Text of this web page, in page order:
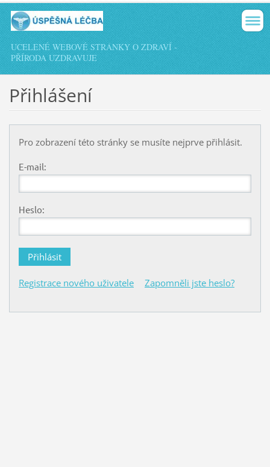
UCELENÉ WEBOVÉ STRÁNKY O ZDRAVÍ -
PŘÍRODA UZDRAVUJE
Přihlášení
Pro zobrazení této stránky se musíte nejprve přihlásit.
E-mail:
Heslo:
Registrace nového uživatele Zapomněli jste heslo?